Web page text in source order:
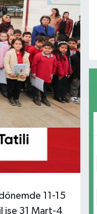
11-15
ise 31 Mart-4